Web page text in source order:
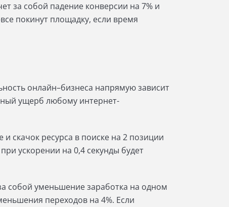
за собой падение конверсии на 7% и
покинут площадку, если время
онлайн–бизнеса напрямую зависит
ущерб любому интернет-
скачок ресурса в поиске на 2 позиции
ускорении на 0,4 секунды будет
собой уменьшение заработка на одном
переходов на 4%. Если